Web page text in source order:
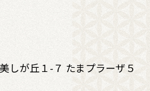
しが丘１-７ たまプラーザ５